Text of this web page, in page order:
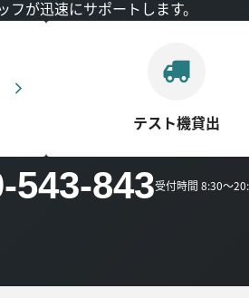
フが迅速にサポートします。
テスト機貸出
543-843受付時間 8:30～